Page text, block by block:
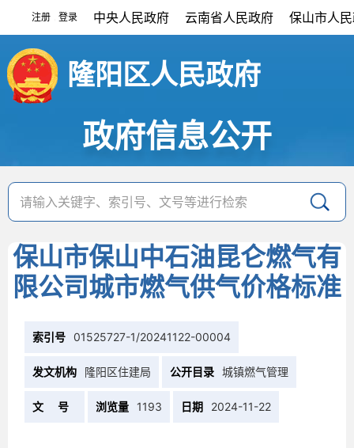
注册 登录 中央人民政府 云南省人民政府 保山市人
隆阳区人民政府
政府信息公开
保山市保山中石油昆仑燃气有
限公司城市燃气供气价格标准
索引号 01525727-1/20241122-00004
发文机构 隆阳区住建局 公开目录 城镇燃气管理
文 号 浏览量 1193 日期 2024-11-22